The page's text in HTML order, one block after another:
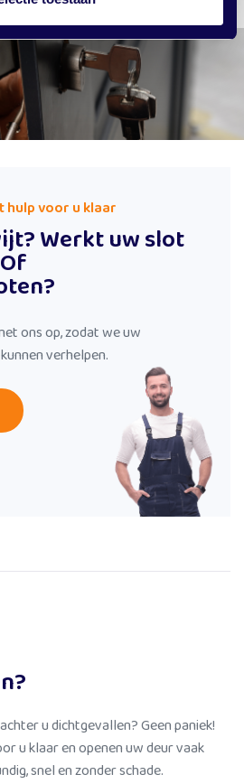
hulp voor u klaar
Werkt uw slot
ons op, zodat we uw
verhelpen.
u dichtgevallen? Geen paniek!
u klaar en openen uw deur vaak
snel en zonder schade.